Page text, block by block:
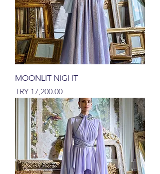
MOONLIT NIGHT
السعر